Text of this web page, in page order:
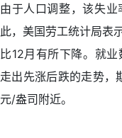
由于人口调整，该失
此，美国劳工统计局表
比12月有所下降。就
走出先涨后跌的走势
元/盎司附近。